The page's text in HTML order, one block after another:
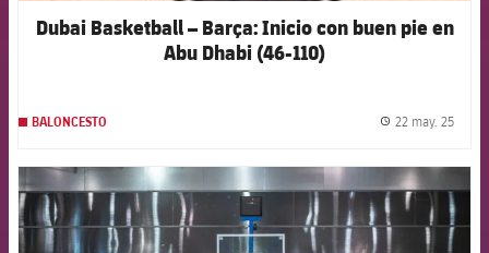
Dubai Basketball – Barça: Inicio con buen pie en
Abu Dhabi (46-110)
BALONCESTO 22 may. 25
FCB Barcelona badge